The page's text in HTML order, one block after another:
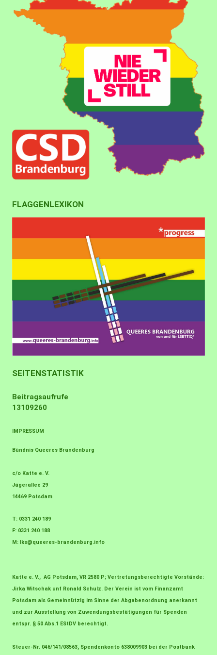
FLAGGENLEXIKON
SEITENSTATISTIK
Beitragsaufrufe
13109260
IMPRESSUM
Bündnis Queeres Brandenburg
c/o Katte e. V.
Jägerallee 29
14469 Potsdam
T: 0331 240 189
F: 0331 240 188
M:
lks@queeres-brandenburg.info
Katte e. V., AG Potsdam, VR 2580 P; Vertretungsberechtigte Vorstände:
Jirka Witschak unf Ronald Schulz. Der Verein ist vom Finanzamt
Potsdam als Gemeinnützig im Sinne der Abgabenordnung anerkannt
und zur Ausstellung von Zuwendungsbestätigungen für Spenden
entspr. § 50 Abs.1 EStDV berechtigt.
Steuer-Nr. 046/141/08563, Spendenkonto 638009903 bei der Postbank